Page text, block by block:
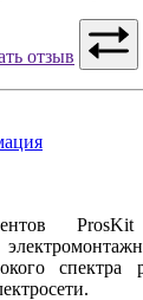
отзыв
спектра